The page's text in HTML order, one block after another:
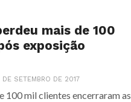
mais de 100
exposição
DE SETEMBRO DE 2017
100 mil clientes encerraram as